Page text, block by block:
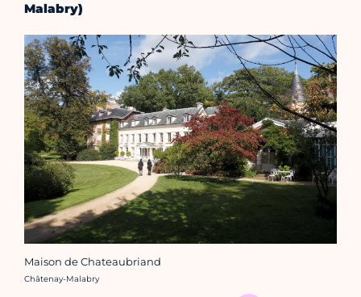
Malabry)
Maison de Chateaubriand
Crédit photo :
Châtenay-Malabry